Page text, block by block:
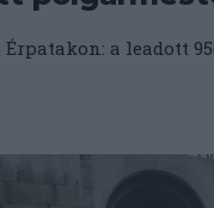
a leadott